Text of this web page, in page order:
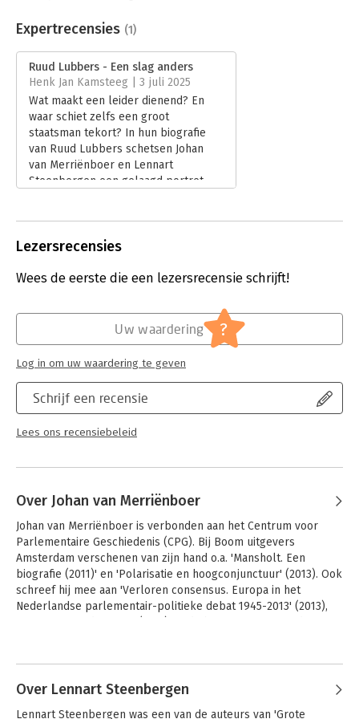
Thatcher, Reagan en Bush en het persoonlijke dossier van
en evenwichtig portret van een van de meest intrigerende
figuren uit de Nederlandse politieke geschiedenis.
Uitgever:
Boom
Verschijningsdatum:
6-11-2024
Hoofdrubriek: Mens en maatschappij
Expertrecensies (1)
Ruud Lubbers - Een slag anders
Henk Jan Kamsteeg | 3 juli 2025
Wat maakt een leider dienend? En
waar schiet zelfs een groot
staatsman tekort? In hun biografie
van Ruud Lubbers schetsen Johan
van Merriënboer en Lennart
Steenbergen een gelaagd portret
Kamsteeg de leiderschapslessen van
Lees verder
Lezersrecensies
Wees de eerste die een lezersrecensie schrijft!
Schrijf een recensie
Lees ons recensiebeleid
Uw waardering ?
Log in om uw waardering te geven
Over Johan van Merriënboer
Johan van Merriënboer is verbonden aan het Centrum voor
Parlementaire Geschiedenis (CPG). Bij Boom uitgevers
Amsterdam verschenen van zijn hand o.a. 'Mansholt. Een
biografie (2011)' en 'Polarisatie en hoogconjunctuur' (2013). Ook
schreef hij mee aan 'Verloren consensus. Europa in het
Nederlandse parlementair-politieke debat 1945-2013' (2013),
Over Lennart Steenbergen
Lennart Steenbergen was een van de auteurs van 'Grote